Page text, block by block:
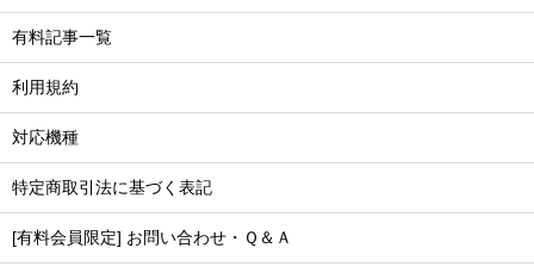
有料記事一覧
利用規約
対応機種
特定商取引法に基づく表記
[有料会員限定] お問い合わせ・Ｑ＆Ａ